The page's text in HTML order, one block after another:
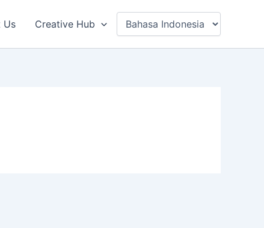
Us Creative Hub